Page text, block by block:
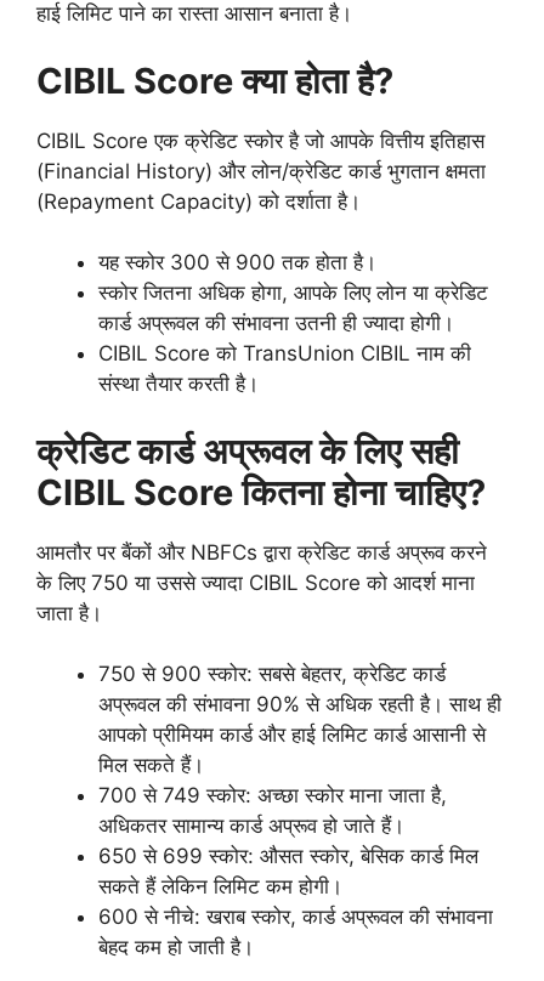
हाई लिमिट पाने का रास्ता आसान बनाता है।
CIBIL Score क्या होता है?
CIBIL Score एक क्रेडिट स्कोर है जो आपके वित्तीय इतिहास
(Financial History) और लोन/क्रेडिट कार्ड भुगतान क्षमता
(Repayment Capacity) को दर्शाता है।
यह स्कोर 300 से 900 तक होता है।
स्कोर जितना अधिक होगा, आपके लिए लोन या क्रेडिट
कार्ड अप्रूवल की संभावना उतनी ही ज्यादा होगी।
CIBIL Score को TransUnion CIBIL नाम की
संस्था तैयार करती है।
क्रेडिट कार्ड अप्रूवल के लिए सही
CIBIL Score कितना होना चाहिए?
आमतौर पर बैंकों और NBFCs द्वारा क्रेडिट कार्ड अप्रूव करने
के लिए 750 या उससे ज्यादा CIBIL Score को आदर्श माना
जाता है।
750 से 900 स्कोर: सबसे बेहतर, क्रेडिट कार्ड
अप्रूवल की संभावना 90% से अधिक रहती है। साथ ही
आपको प्रीमियम कार्ड और हाई लिमिट कार्ड आसानी से
मिल सकते हैं।
700 से 749 स्कोर: अच्छा स्कोर माना जाता है,
अधिकतर सामान्य कार्ड अप्रूव हो जाते हैं।
650 से 699 स्कोर: औसत स्कोर, बेसिक कार्ड मिल
सकते हैं लेकिन लिमिट कम होगी।
600 से नीचे: खराब स्कोर, कार्ड अप्रूवल की संभावना
बेहद कम हो जाती है।